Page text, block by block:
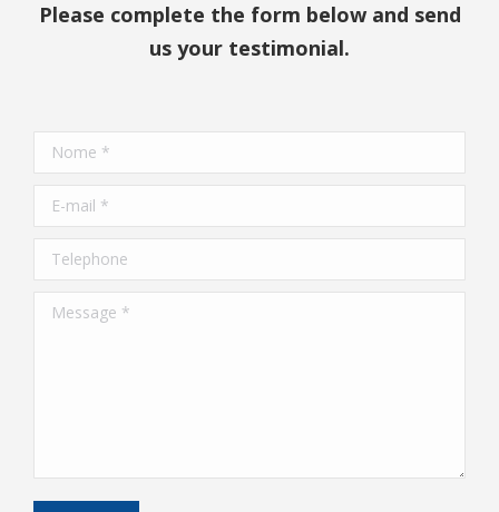
Please complete the form below and send
us your testimonial.
Nome *
E-mail *
Telephone
Message *